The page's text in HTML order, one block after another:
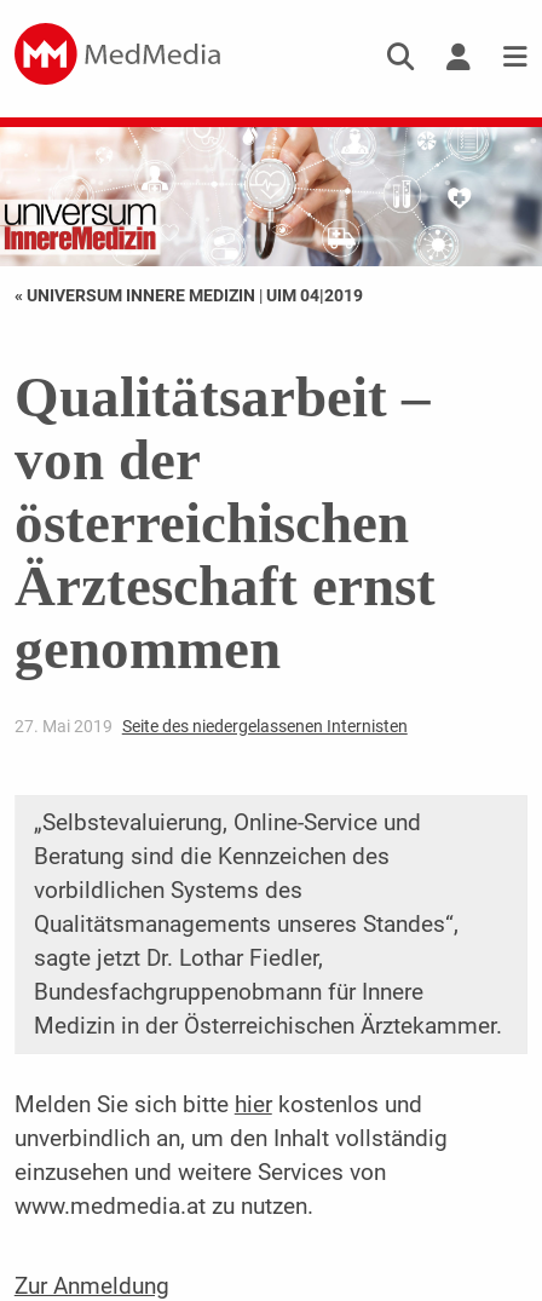
« UNIVERSUM INNERE MEDIZIN |UIM 04|2019
Qualitätsarbeit –
von der
österreichischen
Ärzteschaft ernst
genommen
27. Mai 2019 Seite des niedergelassenen Internisten
„Selbstevaluierung, Online-Service und
Beratung sind die Kennzeichen des
vorbildlichen Systems des
Qualitätsmanagements unseres Standes“,
sagte jetzt Dr. Lothar Fiedler,
Bundesfachgruppenobmann für Innere
Medizin in der Österreichischen Ärztekammer.
Melden Sie sich bitte hierkostenlos und
unverbindlich an, um den Inhalt vollständig
einzusehen und weitere Services von
www.medmedia.at zu nutzen.
Zur Anmeldung